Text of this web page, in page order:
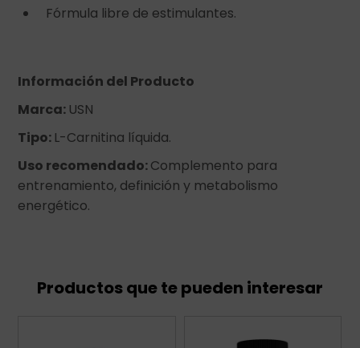
Fórmula libre de estimulantes.
Información del Producto
Marca: USN
Tipo: L-Carnitina líquida.
Uso recomendado:Complemento para
entrenamiento, definición y metabolismo
energético.
Productos que te pueden interesar